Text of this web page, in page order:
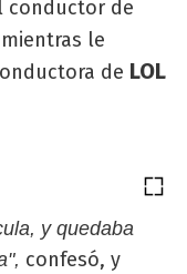
conductor de
le
de LOL
y quedaba
confesó, y